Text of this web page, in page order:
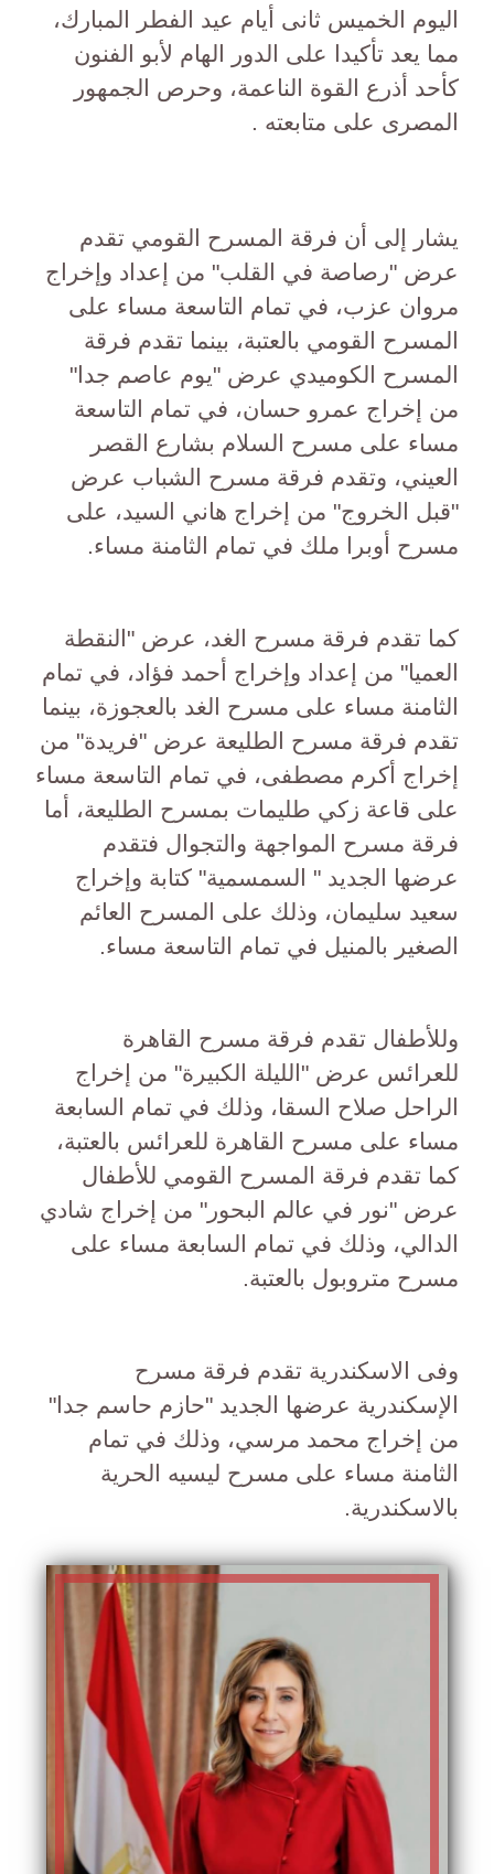
اليوم الخميس ثانى أيام عيد الفطر المبارك،
مما يعد تأكيدا على الدور الهام لأبو الفنون
كأحد أذرع القوة الناعمة، وحرص الجمهور
المصرى على متابعته .
يشار إلى أن فرقة المسرح القومي تقدم
عرض "رصاصة في القلب" من إعداد وإخراج
مروان عزب، في تمام التاسعة مساء على
المسرح القومي بالعتبة، بينما تقدم فرقة
المسرح الكوميدي عرض "يوم عاصم جدا"
من إخراج عمرو حسان، في تمام التاسعة
مساء على مسرح السلام بشارع القصر
العيني، وتقدم فرقة مسرح الشباب عرض
"قبل الخروج" من إخراج هاني السيد، على
مسرح أوبرا ملك في تمام الثامنة مساء.
كما تقدم فرقة مسرح الغد، عرض "النقطة
العميا" من إعداد وإخراج أحمد فؤاد، في تمام
الثامنة مساء على مسرح الغد بالعجوزة، بينما
تقدم فرقة مسرح الطليعة عرض "فريدة" من
إخراج أكرم مصطفى، في تمام التاسعة مساء
على قاعة زكي طليمات بمسرح الطليعة، أما
فرقة مسرح المواجهة والتجوال فتقدم
عرضها الجديد " السمسمية" كتابة وإخراج
سعيد سليمان، وذلك على المسرح العائم
الصغير بالمنيل في تمام التاسعة مساء.
وللأطفال تقدم فرقة مسرح القاهرة
للعرائس عرض "الليلة الكبيرة" من إخراج
الراحل صلاح السقا، وذلك في تمام السابعة
مساء على مسرح القاهرة للعرائس بالعتبة،
كما تقدم فرقة المسرح القومي للأطفال
عرض "نور في عالم البحور" من إخراج شادي
الدالي، وذلك في تمام السابعة مساء على
مسرح متروبول بالعتبة.
وفى الاسكندرية تقدم فرقة مسرح
الإسكندرية عرضها الجديد "حازم حاسم جدا"
من إخراج محمد مرسي، وذلك في تمام
الثامنة مساء على مسرح ليسيه الحرية
بالاسكندرية.